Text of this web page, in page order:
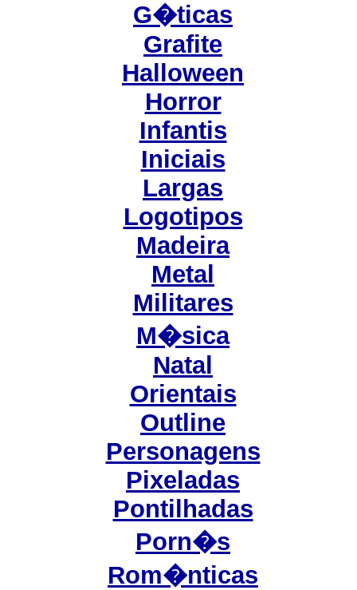
G�ticas
Grafite
Halloween
Horror
Infantis
Iniciais
Largas
Logotipos
Madeira
Metal
Militares
M�sica
Natal
Orientais
Outline
Personagens
Pixeladas
Pontilhadas
Porn�s
Rom�nticas